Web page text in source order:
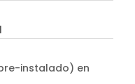
instalado) en